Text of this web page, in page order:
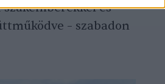
és
– szabadon